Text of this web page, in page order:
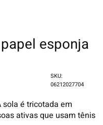
esponja
SKU:
06212027704
é tricotada em
ativas que usam tênis